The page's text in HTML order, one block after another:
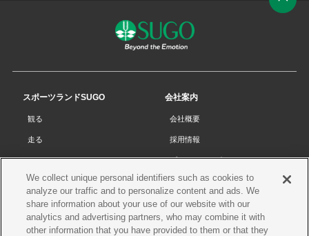
の
スポーツランドSUGO
観る
走る
チケット
リザルト
コース・施設
SUGOで遊ぼう
会社案内
会社概要
採用情報
プライバシーポリシー
Cookieポリシー
サイトマップ
お問い合わせ
We collect unique personal identifiers such as cookies to
analyze our traffic and to personalize content and ads. We
share information about your use of our website with our
analytics and advertising partners, who may combine it with
other information that you have provided to them or that they